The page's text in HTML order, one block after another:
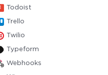
Todoist
Trello
Twilio
Typeform
Webhooks